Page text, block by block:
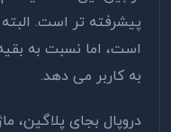
پیشرفته تر است.
است، اما نسبت به
به کاربر می دهد.
دروپال بجای پلاگین،